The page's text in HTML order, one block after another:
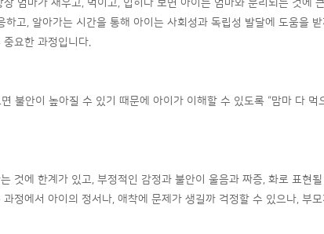
엄마가 재우고, 먹이고, 입히다 보면 아이는 엄마와 분리되는 것에
고, 알아가는 시간을 통해 아이는 사회성과 독립성 발달에 도움을
요한 과정입니다.
불안이 높아질 수 있기 때문에 아이가 이해할 수 있도록 “맘마 다
것에 한계가 있고, 부정적인 감정과 불안이 울음과 짜증, 화로 표현
정에서 아이의 정서나, 애착에 문제가 생길까 걱정할 수 있으나, 부